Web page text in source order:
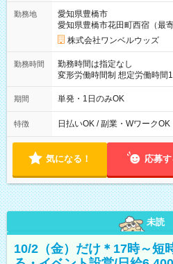
期間なし
勤務地
愛知県豊橋市
愛知県豊橋市花田町西宿（最
株式会社ワンベルウッズ
勤務時間
勤務時間は指定なし
変形労働時間制 想定労働時間170時間/月 ☆シ
10/26 全日共通 08：00～12
～9/19のみ下記シフトもありま
00
期間 単発・1日のみOK
特徴 日払いOK / 副業・WワークOK
気になる！ 応募す
未読
10/2（金）だけ＊17時～短